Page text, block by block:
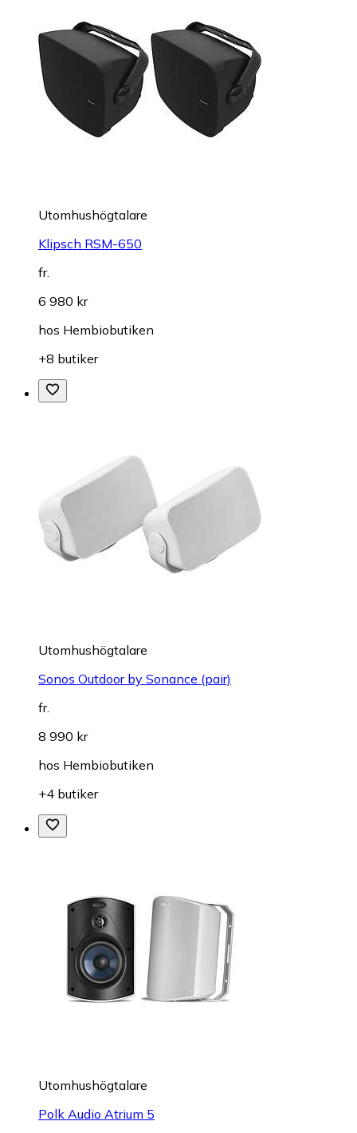
Utomhushögtalare
Klipsch RSM-650
fr.
6 980 kr
hos Hembiobutiken
+8 butiker
Utomhushögtalare
Sonos Outdoor by Sonance (pair)
fr.
8 990 kr
hos Hembiobutiken
+4 butiker
Utomhushögtalare
Polk Audio Atrium 5